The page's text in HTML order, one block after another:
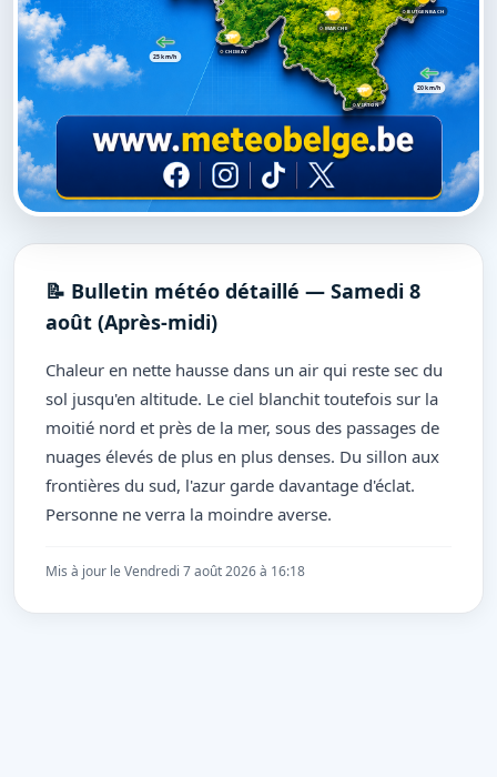
CHIMAY
VIRTON
MARCHE
BUTGENBACH
25 km/h
20 km/h
📝 Bulletin météo détaillé — Samedi 8
août (Après-midi)
Chaleur en nette hausse dans un air qui reste sec du
sol jusqu'en altitude. Le ciel blanchit toutefois sur la
moitié nord et près de la mer, sous des passages de
nuages élevés de plus en plus denses. Du sillon aux
frontières du sud, l'azur garde davantage d'éclat.
Personne ne verra la moindre averse.
Mis à jour le Vendredi 7 août 2026 à 16:18